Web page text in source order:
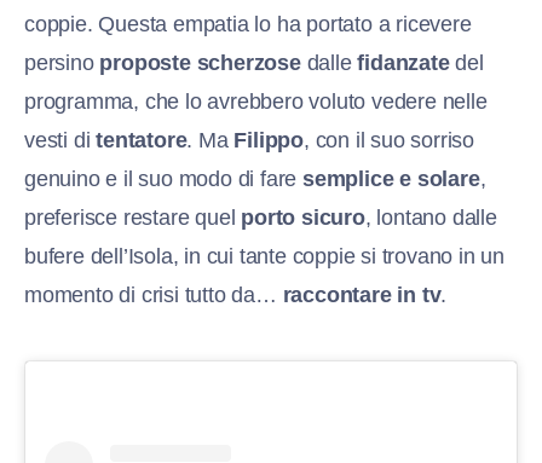
coppie. Questa empatia lo ha portato a ricevere
persino proposte scherzosedallefidanzatedel
programma, che lo avrebbero voluto vedere nelle
vesti ditentatore. Ma Filippo, con il suo sorriso
genuino e il suo modo di faresemplice e solare,
preferisce restare quel porto sicuro, lontano dalle
bufere dell’Isola, in cui tante coppie si trovano in un
momento di crisi tutto da… raccontare in tv.